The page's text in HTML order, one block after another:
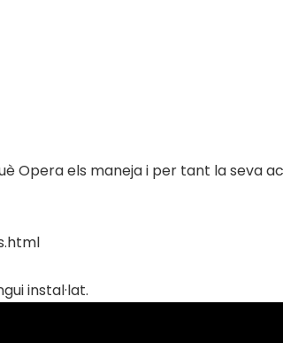
Opera els maneja i per tant la seva
instal·lat.